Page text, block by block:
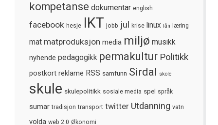
kompetanse dokumentar english
facebook hesje IKT jobb jul krise linux lån læring
mat matproduksjon media miljø musikk
nyhende pedagogikk permakultur Politikk
postkort reklame RSS samfunn Sirdal skole
skule skulepolitikk sosiale media spel språk
sumar tradisjon transport twitter Utdanning vatn
volda web 2.0 Økonomi